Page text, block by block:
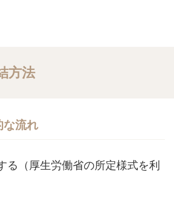
方法
な流れ
る（厚生労働省の所定様式を利